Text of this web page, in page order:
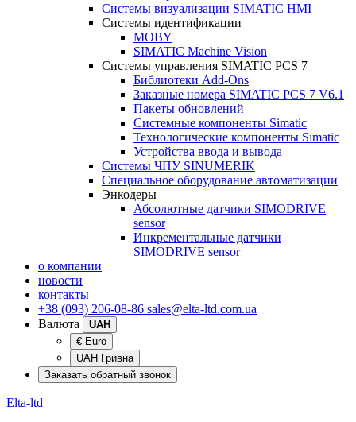
Системы визуализации SIMATIC HMI
Системы идентификации
MOBY
SIMATIC Machine Vision
Системы управления SIMATIC PCS 7
Библиотеки Add-Ons
Заказные номера SIMATIC PCS 7 V6.1
Пакеты обновлений
Системные компоненты Simatic
Технологические компоненты Simatic
Устройства ввода и вывода
Системы ЧПУ SINUMERIK
Специальное оборудование автоматизации
Энкодеры
Абсолютные датчики SIMODRIVE
sensor
Инкрементальные датчики
SIMODRIVE sensor
о компании
новости
контакты
+38 (093) 206-08-86 sales@elta-ltd.com.ua
Валюта
UAH
€ Euro
UAH Гривна
Заказать обратный звонок
Elta-ltd